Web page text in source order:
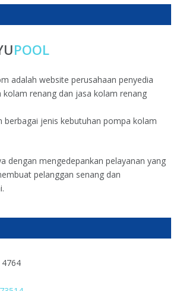
POOL
adalah website perusahaan penyedia
kolam renang dan jasa kolam renang
berbagai jenis kebutuhan pompa kolam
dengan mengedepankan pelayanan yang
pelanggan senang dan